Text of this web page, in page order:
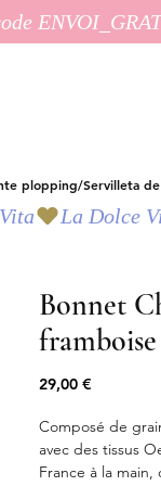
plopping/Servilleta
Bonnet
framboise
29,00 €
Composé de
avec des tissus
France à la